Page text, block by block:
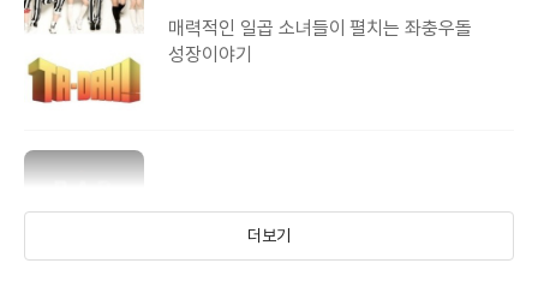
매력적인 일곱 소녀들이 펼치는 좌충우돌
성장이야기
타다! 잇츠 B.A.P
더보기